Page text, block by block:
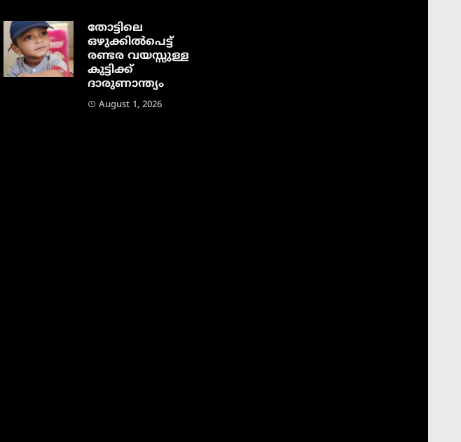
തോട്ടിലെ
ഒഴുക്കിൽപെട്ട്
രണ്ടര വയസ്സുള്ള
കുട്ടിക്ക്
ദാരുണാന്ത്യം
August 1, 2026